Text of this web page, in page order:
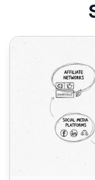
Onde Encontrar